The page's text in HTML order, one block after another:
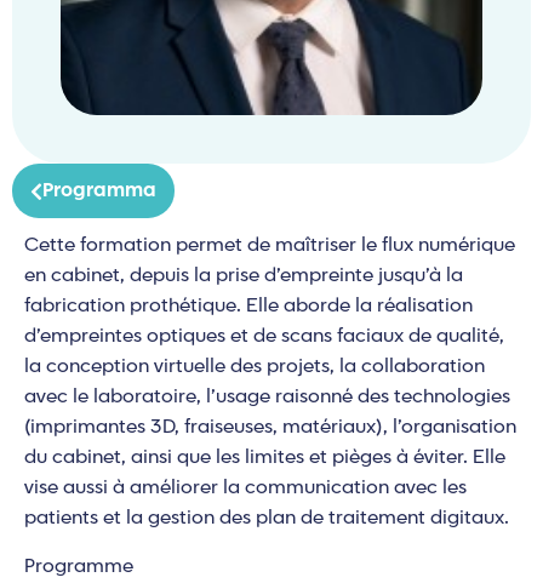
Programma
Cette formation permet de maîtriser le flux numérique
en cabinet, depuis la prise d’empreinte jusqu’à la
fabrication prothétique. Elle aborde la réalisation
d’empreintes optiques et de scans faciaux de qualité,
la conception virtuelle des projets, la collaboration
avec le laboratoire, l’usage raisonné des technologies
(imprimantes 3D, fraiseuses, matériaux), l’organisation
du cabinet, ainsi que les limites et pièges à éviter. Elle
vise aussi à améliorer la communication avec les
patients et la gestion des plan de traitement digitaux.
Programme